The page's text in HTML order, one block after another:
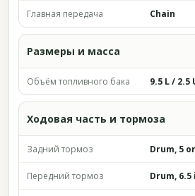
Главная передача Chain
Размеры и масса
Объём топливного бака 9.5 L / 2.5
Ходовая часть и тормоза
Задний тормоз Drum, 5
Передний тормоз Drum, 6.5